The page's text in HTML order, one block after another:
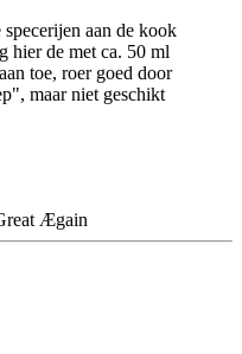
aan de kook
hier de met ca. 50 ml
toe, roer goed door
maar niet geschikt
Ægain